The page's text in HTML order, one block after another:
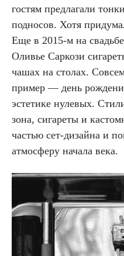
гостям предлагали
подносов. Хотя
Еще в 2015-м на
Оливье Саркози
чашах на столах.
пример — день
эстетике нулевых.
зона, сигареты и
частью сет-дизайна и
атмосферу начала века.